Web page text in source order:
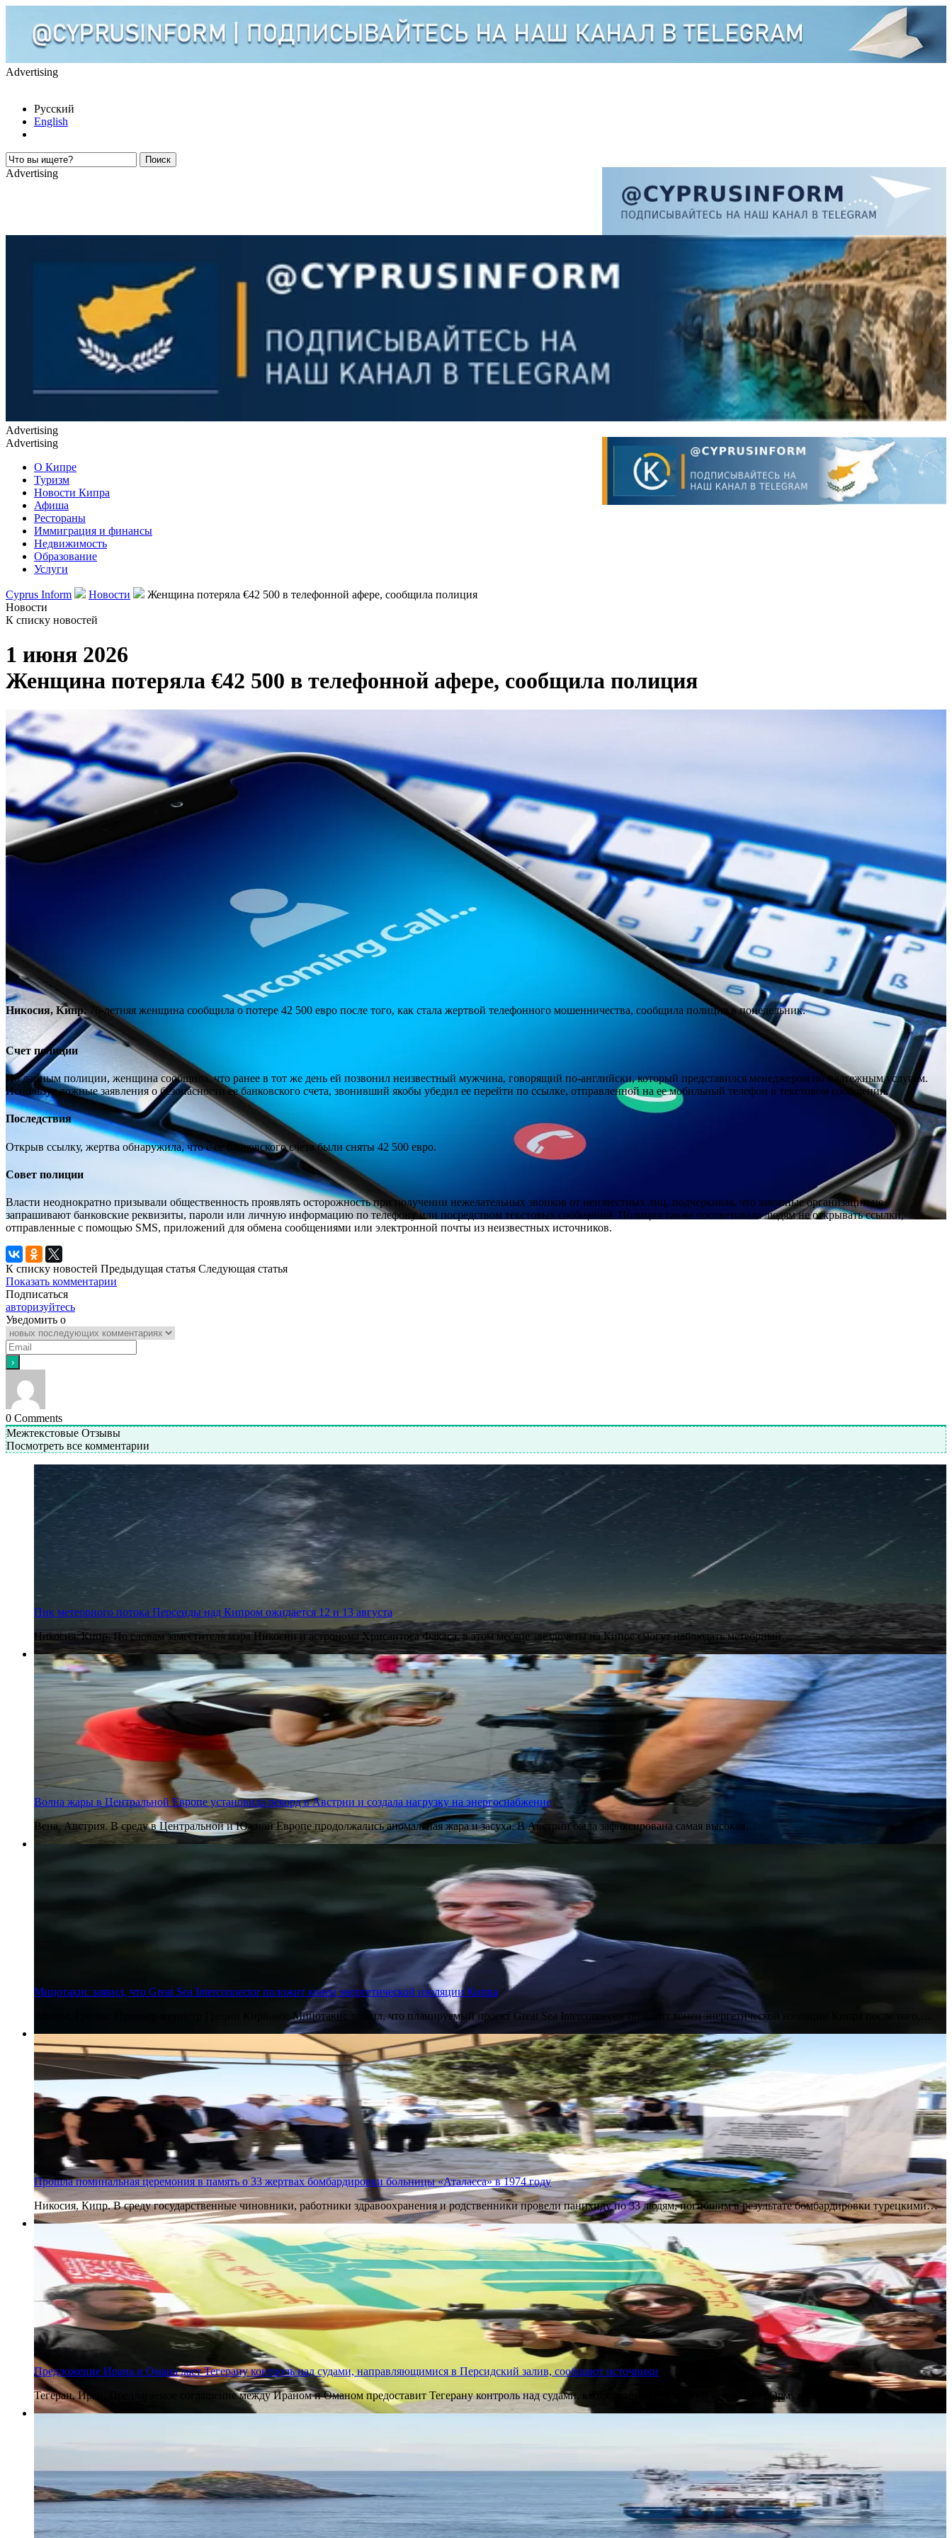
Advertising
Русский
English
Advertising
Advertising
Advertising
О Кипре
Туризм
Новости Кипра
Афиша
Рестораны
Иммиграция и финансы
Недвижимость
Образование
Услуги
Cyprus Inform Новости
Женщина потеряла €42 500 в телефонной афере, сообщила полиция
Новости
К списку новостей
1 июня 2026
Женщина потеряла €42 500 в телефонной афере, сообщила полиция
Никосия, Кипр.76-летняя женщина сообщила о потере 42 500 евро после того, как стала жертвой телефонного мошенничества, сообщила полиция в понедельник.
Счет полиции
По данным полиции, женщина сообщила, что ранее в тот же день ей позвонил неизвестный мужчина, говорящий по-английски, который представился менеджером по платежным услугам.
Используя ложные заявления о безопасности ее банковского счета, звонивший якобы убедил ее перейти по ссылке, отправленной на ее мобильный телефон в текстовом сообщении.
Последствия
Открыв ссылку, жертва обнаружила, что с ее банковского счета были сняты 42 500 евро.
Совет полиции
Власти неоднократно призывали общественность проявлять осторожность при получении нежелательных звонков от неизвестных лиц, подчеркивая, что законные организации не
запрашивают банковские реквизиты, пароли или личную информацию по телефону или посредством текстовых сообщений. Полиция также посоветовала людям не открывать ссылки,
отправленные с помощью SMS, приложений для обмена сообщениями или электронной почты из неизвестных источников.
К списку новостей Предыдущая статья Следующая статья
Показать комментарии
Подписаться
авторизуйтесь
Уведомить о
0 Comments
Межтекстовые Отзывы
Посмотреть все комментарии
5 августа 2026
Пик метеорного потока Персеиды над Кипром ожидается 12 и 13 августа
Никосия, Кипр. По словам заместителя мэра Никосии и астронома Хрисантоса Факаса, в этом месяце звездочеты на Кипре смогут наблюдать метеорный…
Волна жары в Центральной Европе установила рекорд в Австрии и создала нагрузку на энергоснабжение
Вена, Австрия. В среду в Центральной и Южной Европе продолжались аномальная жара и засуха. В Австрии была зафиксирована самая высокая…
5 августа 2026
Мицотакис заявил, что Great Sea Interconnector положит конец энергетической изоляции Кипра
Афины, Греция. Премьер-министр Греции Кириакос Мицотакис заявил, что планируемый проект Great Sea Interconnector положит конец энергетической изоляции Кипра после того,…
Прошла поминальная церемония в память о 33 жертвах бомбардировки больницы «Аталасса» в 1974 году
Никосия, Кипр. В среду государственные чиновники, работники здравоохранения и родственники провели панихиду по 33 людям, погибшим в результате бомбардировки турецкими…
Предложение Ирана и Омана даст Тегерану контроль над судами, направляющимися в Персидский залив, сообщают источники
Тегеран, Иран. Предлагаемое соглашение между Ираном и Оманом предоставит Тегерану контроль над судами, входящими в Персидский залив через Ормузский пролив,…